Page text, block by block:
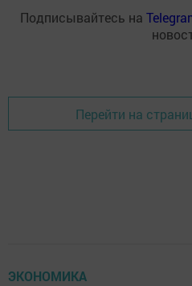
Подписывайтесь на
Перейти на
ЭКОНОМИКА